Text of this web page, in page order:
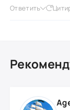
Ответить